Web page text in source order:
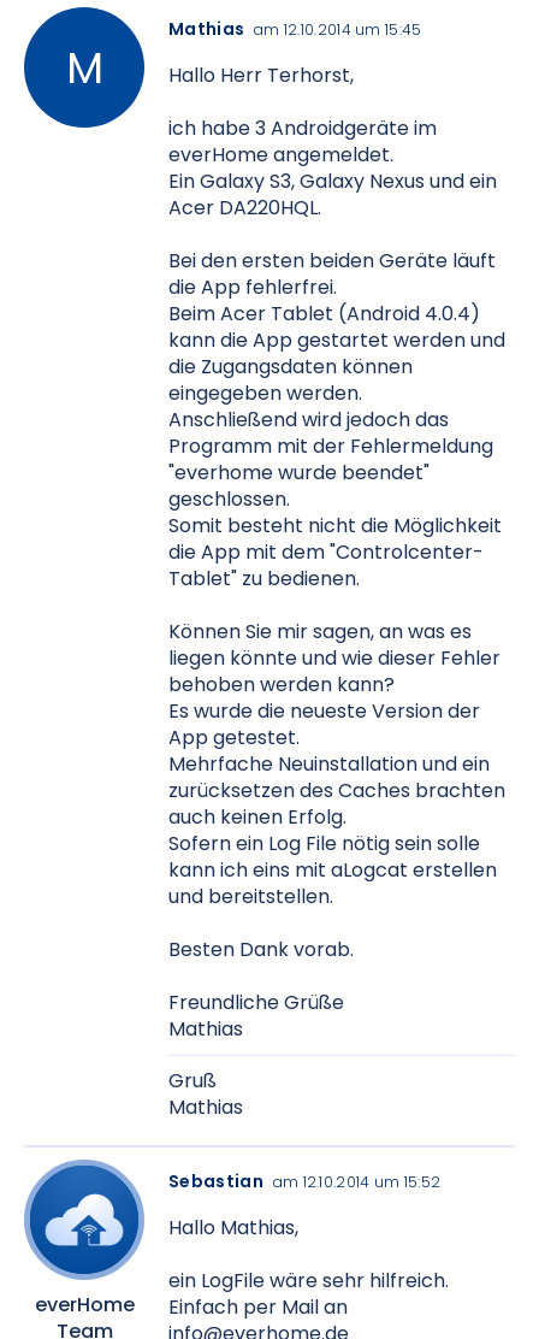
Mathias am 12.10.2014 um 15:45
Hallo Herr Terhorst,
ich habe 3 Androidgeräte im
everHome angemeldet.
Ein Galaxy S3, Galaxy Nexus und ein
Acer DA220HQL.
Bei den ersten beiden Geräte läuft
die App fehlerfrei.
Beim Acer Tablet (Android 4.0.4)
kann die App gestartet werden und
die Zugangsdaten können
eingegeben werden.
Anschließend wird jedoch das
Programm mit der Fehlermeldung
"everhome wurde beendet"
geschlossen.
Somit besteht nicht die Möglichkeit
die App mit dem "Controlcenter-
Tablet" zu bedienen.
Können Sie mir sagen, an was es
liegen könnte und wie dieser Fehler
behoben werden kann?
Es wurde die neueste Version der
App getestet.
Mehrfache Neuinstallation und ein
zurücksetzen des Caches brachten
auch keinen Erfolg.
Sofern ein Log File nötig sein solle
kann ich eins mit aLogcat erstellen
und bereitstellen.
Besten Dank vorab.
Freundliche Grüße
Mathias
Gruß
Mathias
everHome
Team
Sebastian am 12.10.2014 um 15:52
Hallo Mathias,
ein LogFile wäre sehr hilfreich.
Einfach per Mail an